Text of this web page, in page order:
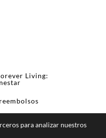
Living:
para analizar nuestros